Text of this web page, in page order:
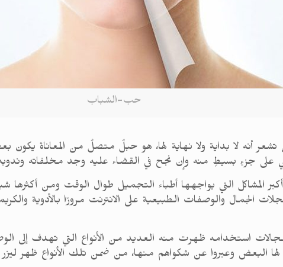
حب-الشباب
أنه لا بداية ولا نهاية لها، هو حبلٌ متصلٌ من المعاناة
على جزءٍ بسيطٍ منه وإن نجح في القضاء عليه وجد مخلفاته
المشاكل التي يواجهها أطباء التجميل طوال الوقت ومن
الجمال والوصفات الطبيعية على الانترنت مرورًا بالأدوية
استخدامه ظهرت منه العديد من الأنواع التي تهدف إلى
لها البعض وعبروا عن شكواهم منها، من ضمن تلك الأنواع ظهر